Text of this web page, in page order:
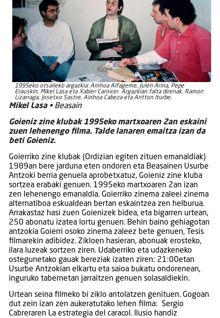
1995eko otsaileko argazkia: Ainhoa Alfageme, Julen Arina, Pepe
Erauskin, Mikel Lasa eta Xabier Carnicer. Argazkian falta direnak, Ramon
Lizarraga, Josetxo Sastre, Ainhoa Cabeza eta Antton Iturbe.
Mikel Lasa • Beasain
Goieniz zine klubak 1995eko martxoaren 2an eskaini
zuen lehenengo filma. Talde lanaren emaitza izan da
beti Goieniz.
Goierriko zine klubak (Ordizian egiten zituen emanaldiak)
1989an bere jarduna eten ondoren eta Beasainen Usurbe
Antzoki berria genuela aprobetxatuz, Goieniz zine kluba
sortzea erabaki genuen. 1995eko martxoaren 2an izan
zen lehenengo emanaldia. Goierriko zinema zaleei zinema
alternatiboa eskualdean bertan eskaintzea zen helburua.
Arrakastaz hasi zuen Goienizek bidea, eta bigarren urtean,
250 abonatu izatea lortu genuen. Behin baino gehiagotan
antzokia Goierri osoko zinema zaleez bete genuen, Tesis
filmarekin adibidez. Zikloen hasieran, abonuak erosteko,
ilara luzeak sortzen ziren. Udaberriko eta udazkeneko
ostegunetako gauak bereziak izaten ziren: 21:00etan
Usurbe Antzokian elkartu eta saioa bukatu ondorenean,
inguruko tabernetan jarraitzen genuen solasaldiekin.
Urtean seina filmeko bi ziklo antolatzen genituen. Gogoan
dut zein izan zen aukeratutako lehen filma: Sergio
Cabreraren La estrategia del caracol. Ilusio handiz